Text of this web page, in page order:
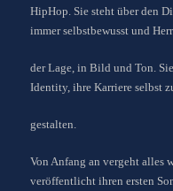
HipHop. Sie steht über den
immer selbstbewusst und
der Lage, in Bild und Ton.
Identity, ihre Karriere selbst
gestalten.
Von Anfang an vergeht alles
veröffentlicht ihren ersten